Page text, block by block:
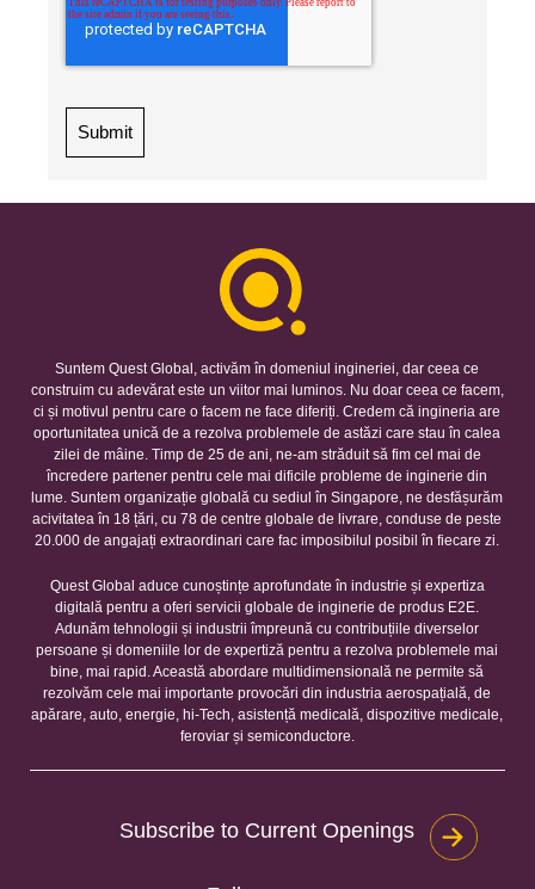
Suntem Quest Global, activăm în domeniul ingineriei, dar ceea ce
construim cu adevărat este un viitor mai luminos. Nu doar ceea ce facem,
ci și motivul pentru care o facem ne face diferiți. Credem că ingineria are
oportunitatea unică de a rezolva problemele de astăzi care stau în calea
zilei de mâine. Timp de 25 de ani, ne-am străduit să fim cel mai de
încredere partener pentru cele mai dificile probleme de inginerie din
lume. Suntem organizație globală cu sediul în Singapore, ne desfășurăm
acivitatea în 18 țări, cu 78 de centre globale de livrare, conduse de peste
20.000 de angajați extraordinari care fac imposibilul posibil în fiecare zi.
Quest Global aduce cunoștințe aprofundate în industrie și expertiza
digitală pentru a oferi servicii globale de inginerie de produs E2E.
Adunăm tehnologii și industrii împreună cu contribuțiile diverselor
persoane și domeniile lor de expertiză pentru a rezolva problemele mai
bine, mai rapid. Această abordare multidimensională ne permite să
rezolvăm cele mai importante provocări din industria aerospațială, de
apărare, auto, energie, hi-Tech, asistență medicală, dispozitive medicale,
feroviar și semiconductore.
Subscribe to Current Openings